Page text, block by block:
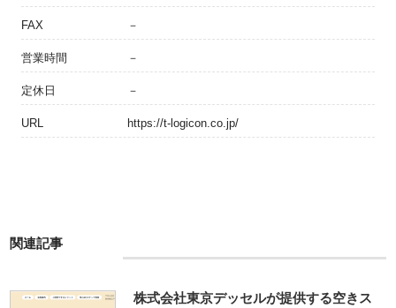
FAX －
営業時間 －
定休日 －
URL https://t-logicon.co.jp/
関連記事
株式会社東京デッセルが提供する空きス